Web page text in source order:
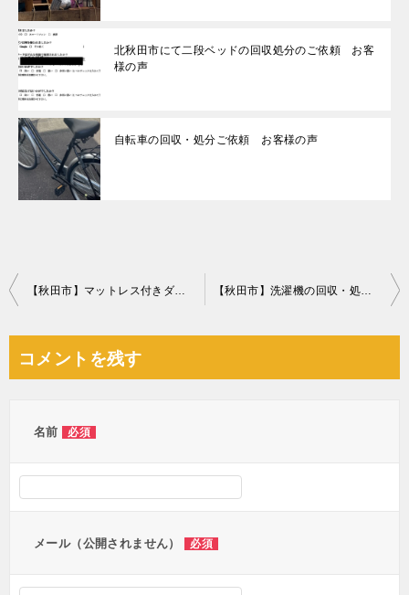
北秋田市にて二段ベッドの回収処分のご依頼 お客
様の声
自転車の回収・処分ご依頼 お客様の声
投
ビ
【秋田市】マットレス付きダブルベッドの回収・処分ご依頼 【秋田市】洗濯機の回収・処分ご依頼 お客様の声
コメントを残す
名前 必須
メール（公開されません） 必須